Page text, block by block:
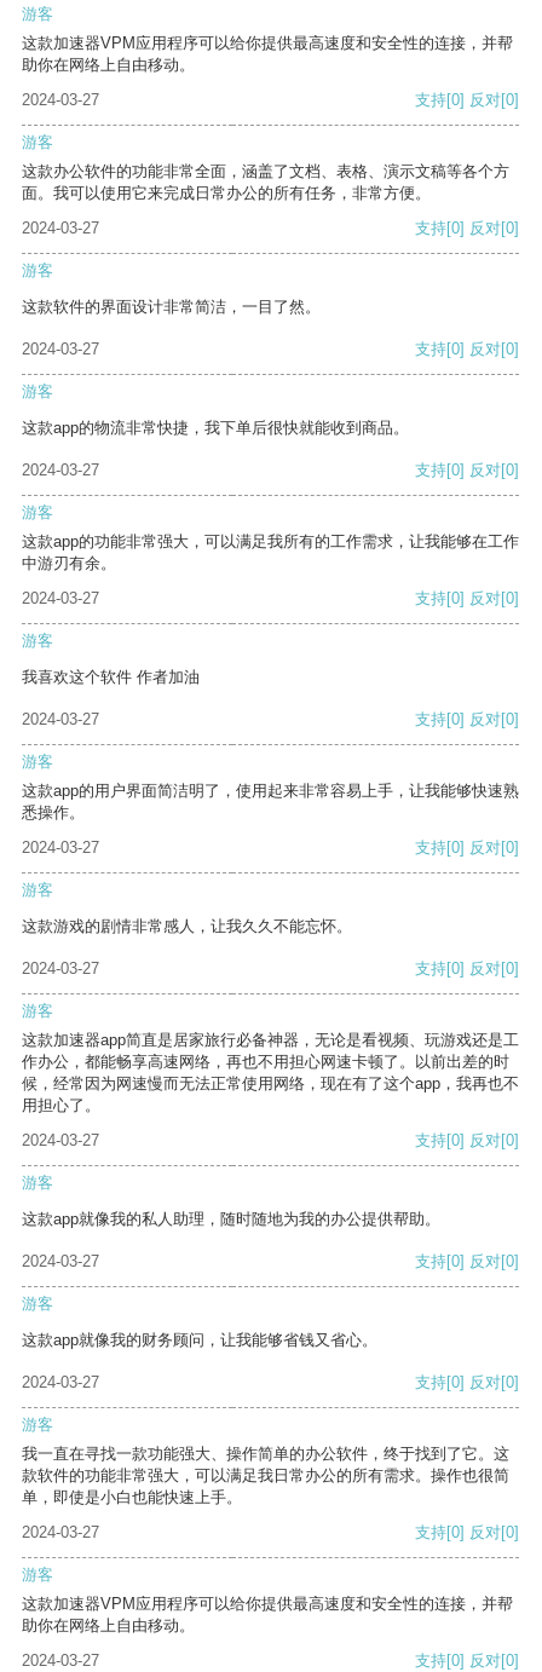
游客
这款加速器VPM应用程序可以给你提供最高速度和安全性的连接，并帮
助你在网络上自由移动。
2024-03-27
支持[0] 反对[0]
游客
这款办公软件的功能非常全面，涵盖了文档、表格、演示文稿等各个方
面。我可以使用它来完成日常办公的所有任务，非常方便。
2024-03-27
支持[0] 反对[0]
游客
这款软件的界面设计非常简洁，一目了然。
2024-03-27 支持[0] 反对[0]
游客
这款app的物流非常快捷，我下单后很快就能收到商品。
2024-03-27 支持[0] 反对[0]
游客
这款app的功能非常强大，可以满足我所有的工作需求，让我能够在工作
中游刃有余。
2024-03-27
支持[0] 反对[0]
游客
我喜欢这个软件 作者加油
2024-03-27 支持[0] 反对[0]
游客
这款app的用户界面简洁明了，使用起来非常容易上手，让我能够快速熟
悉操作。
2024-03-27
支持[0] 反对[0]
游客
这款游戏的剧情非常感人，让我久久不能忘怀。
2024-03-27 支持[0] 反对[0]
游客
这款加速器app简直是居家旅行必备神器，无论是看视频、玩游戏还是工
作办公，都能畅享高速网络，再也不用担心网速卡顿了。以前出差的时
候，经常因为网速慢而无法正常使用网络，现在有了这个app，我再也不
用担心了。
2024-03-27
支持[0] 反对[0]
游客
这款app就像我的私人助理，随时随地为我的办公提供帮助。
2024-03-27 支持[0] 反对[0]
游客
这款app就像我的财务顾问，让我能够省钱又省心。
2024-03-27 支持[0] 反对[0]
游客
我一直在寻找一款功能强大、操作简单的办公软件，终于找到了它。这
款软件的功能非常强大，可以满足我日常办公的所有需求。操作也很简
单，即使是小白也能快速上手。
2024-03-27
支持[0] 反对[0]
游客
这款加速器VPM应用程序可以给你提供最高速度和安全性的连接，并帮
助你在网络上自由移动。
2024-03-27
支持[0] 反对[0]